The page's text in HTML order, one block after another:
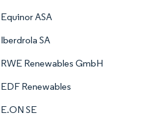
Equinor ASA
Iberdrola SA
RWE Renewables GmbH
EDF Renewables
E.ON SE